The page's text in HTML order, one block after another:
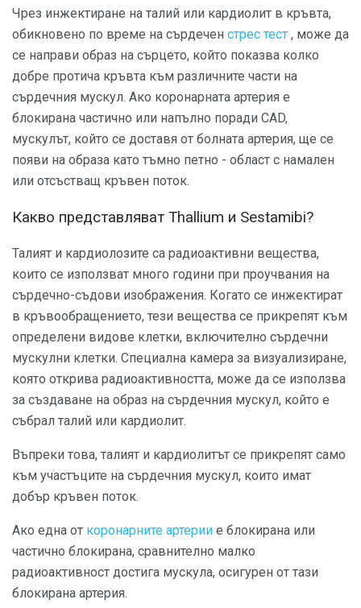
Чрез инжектиране на талий или кардиолит в кръвта,
обикновено по време на сърдечен стрес тест , може да
се направи образ на сърцето, който показва колко
добре протича кръвта към различните части на
сърдечния мускул. Ако коронарната артерия е
блокирана частично или напълно поради CAD,
мускулът, който се доставя от болната артерия, ще се
появи на образа като тъмно петно ​​- област с намален
или отсъстващ кръвен поток.
Какво представляват Thallium и Sestamibi?
Талият и кардиолозите са радиоактивни вещества,
които се използват много години при проучвания на
сърдечно-съдови изображения. Когато се инжектират
в кръвообращението, тези вещества се прикрепят към
определени видове клетки, включително сърдечни
мускулни клетки. Специална камера за визуализиране,
която открива радиоактивността, може да се използва
за създаване на образ на сърдечния мускул, който е
събрал талий или кардиолит.
Въпреки това, талият и кардиолитът се прикрепят само
към участъците на сърдечния мускул, които имат
добър кръвен поток.
Ако една от коронарните артерии е блокирана или
частично блокирана, сравнително малко
радиоактивност достига мускула, осигурен от тази
блокирана артерия.